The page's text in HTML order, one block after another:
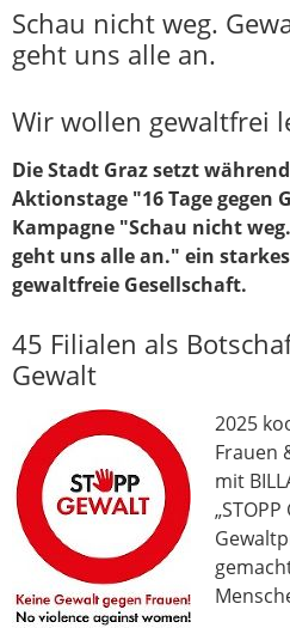
Schau nicht weg.
geht uns alle an.
Wir wollen gewaltfrei
Die Stadt Graz setzt
Aktionstage "16 Tage gegen
Kampagne "Schau nicht
geht uns alle an." ein
gewaltfreie Gesellschaft.
45 Filialen als
Gewalt
2025
Frauen
mit